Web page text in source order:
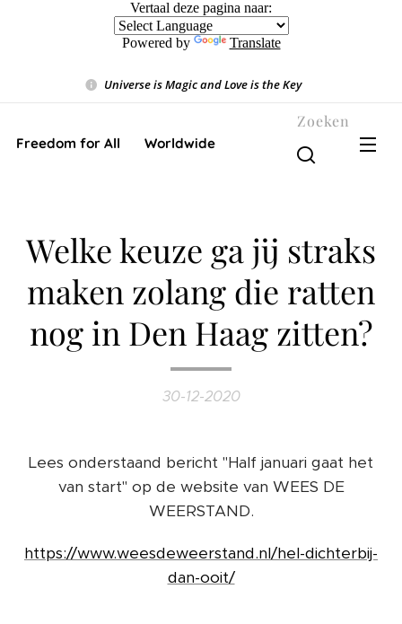
Vertaal deze pagina naar:
Powered by Translate
Universe is Magic and Love is the Key❤️
Freedom for All ❤️ Worldwide
Zoeken
Welke keuze ga jij straks
maken zolang die ratten
nog in Den Haag zitten?
30-12-2020
Lees onderstaand bericht "Half januari gaat het
van start" op de website van WEES DE
WEERSTAND.
https://www.weesdeweerstand.nl/hel-dichterbij-
dan-ooit/